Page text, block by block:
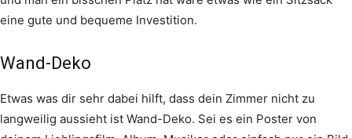
eine gute und bequeme Investition.
Wand-Deko
Etwas was dir sehr dabei hilft, dass dein Zimmer nicht zu
langweilig aussieht ist Wand-Deko. Sei es ein Poster von